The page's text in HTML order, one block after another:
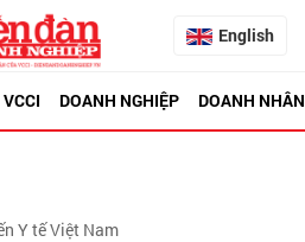
English
VCCI DOANH NGHIỆP DOANH NHÂN
Y tế Việt Nam